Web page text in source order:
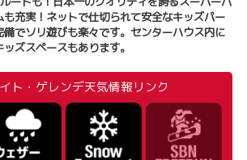
充実！ネットで仕切られて安全なキッズパー
でソリ遊びも楽々です。センターハウス内に
ズスペースもあります。
ト・ゲレンデ天気情報リンク